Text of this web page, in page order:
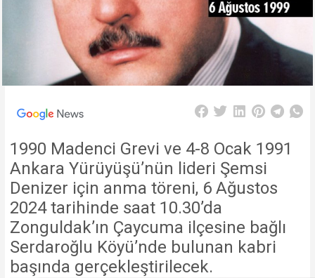
1990 Madenci Grevi ve 4-8 Ocak 1991
Ankara Yürüyüşü’nün lideri Şemsi
Denizer için anma töreni, 6 Ağustos
2024 tarihinde saat 10.30’da
Zonguldak’ın Çaycuma ilçesine bağlı
Serdaroğlu Köyü’nde bulunan kabri
başında gerçekleştirilecek.